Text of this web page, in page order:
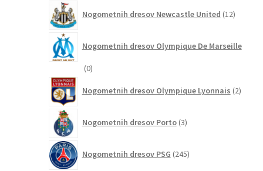
Nogometnih dresov Newcastle United 12izdelkov
Nogometnih dresov Olympique De Marseille
00
Nogometnih dresov Olympique Lyonnais 2izdelka
Nogometnih dresov Porto 3izdelki
Nogometnih dresov PSG 245izdelkov